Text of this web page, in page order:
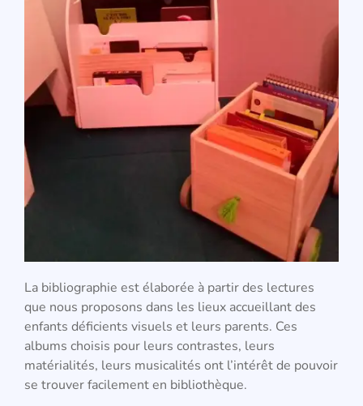
La bibliographie est élaborée à partir des lectures
que nous proposons dans les lieux accueillant des
enfants déficients visuels et leurs parents. Ces
albums choisis pour leurs contrastes, leurs
matérialités, leurs musicalités ont l’intérêt de pouvoir
se trouver facilement en bibliothèque.